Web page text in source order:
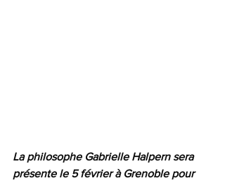
La philosophe Gabrielle Halpern sera
présente le 5 février à Grenoble pour